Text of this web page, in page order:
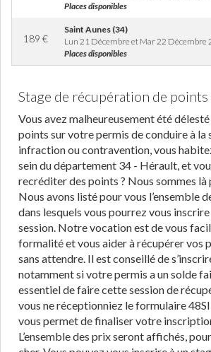
Places disponibles
189 €
Saint Aunes (34)
Lun 21 Décembre et Mar 22 Décembre
Places disponibles
Stage de récupération de
Vous avez malheureusement été
points sur votre permis de conduire à la
infraction ou contravention, vous
sein du département 34 - Hérault, et
recréditer des points ? Nous sommes là
Nous avons listé pour vous l’ensemble
dans lesquels vous pourrez vous
session. Notre vocation est de vous
formalité et vous aider à récupérer vos
sans attendre. Il est conseillé de
notamment si votre permis a un solde
essentiel de faire cette session de
vous ne réceptionniez le formulaire
vous permet de finaliser votre
L’ensemble des prix seront affichés,